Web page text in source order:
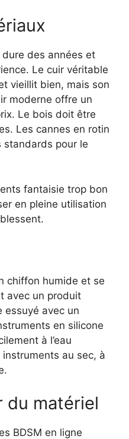
des années et
Le cuir véritable
vieillit bien, mais son
moderne offre un
Le bois doit être
Les cannes en rotin
standards pour le
fantaisie trop bon
en pleine utilisation
chiffon humide et se
avec un produit
essuyé avec un
en silicone
à l’eau
au sec, à
du matériel
BDSM en ligne